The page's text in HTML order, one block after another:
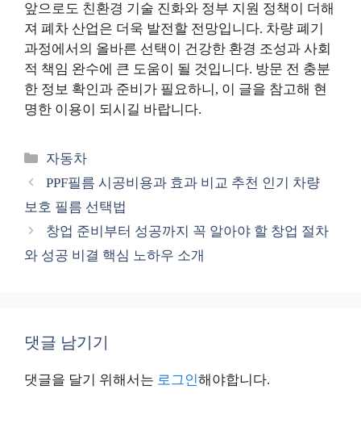
앞으로도 친환경 기술 진화와 정부 지원 정책이 더해
져 폐차 산업은 더욱 발전할 전망입니다. 차량 폐기
과정에서의 올바른 선택이 건강한 환경 조성과 사회
적 책임 완수에 큰 도움이 될 것입니다. 방문 전 충분
한 정보 확인과 준비가 필요하니, 이 글을 참고해 현
명한 이용이 되시길 바랍니다.
카
테
리
자동차
PPF필름 시공비용과 효과 비교 추천 인기 차량
보호 필름 선택법
창업 준비부터 성공까지 꼭 알아야 할 창업 절차
와 성공 비결 핵심 노하우 소개
댓글 남기기
댓글을 달기 위해서는 로그인해야합니다.